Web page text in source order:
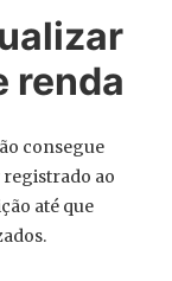
renda
consegue
registrado ao
até que